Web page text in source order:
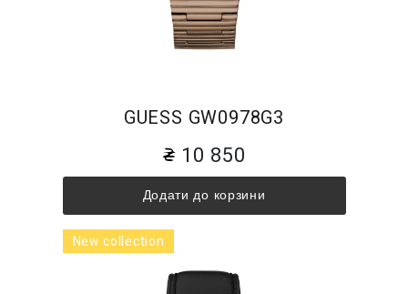
GUESS GW0978G3
10 850
Додати до корзини
New collection